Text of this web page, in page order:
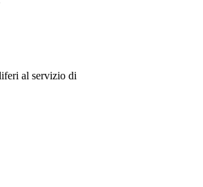
al servizio di